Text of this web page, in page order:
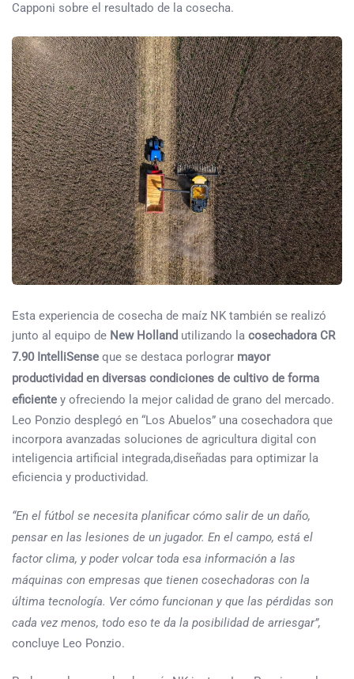
Capponi sobre el resultado de la cosecha.
Esta experiencia de cosecha de maíz NK también se realizó
junto al equipo de New Holland utilizando la cosechadora CR
7.90 IntelliSense que se destaca porlograr mayor
productividad en diversas condiciones de cultivo de forma
eficiente y ofreciendo la mejor calidad de grano del mercado.
Leo Ponzio desplegó en “Los Abuelos” una cosechadora que
incorpora avanzadas soluciones de agricultura digital con
inteligencia artificial integrada,diseñadas para optimizar la
eficiencia y productividad.
“En el fútbol se necesita planificar cómo salir de un daño,
pensar en las lesiones de un jugador. En el campo, está el
factor clima, y poder volcar toda esa información a las
máquinas con empresas que tienen cosechadoras con la
última tecnología. Ver cómo funcionan y que las pérdidas son
cada vez menos, todo eso te da la posibilidad de arriesgar”,
concluye Leo Ponzio.